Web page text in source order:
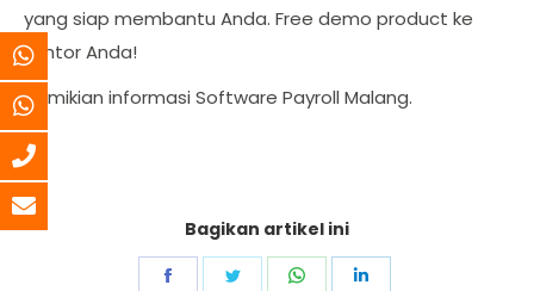
yang siap membantu Anda. Free demo product ke
kantor Anda!
Demikian informasi Software Payroll Malang.
Bagikan artikel ini
Share
Share
Share